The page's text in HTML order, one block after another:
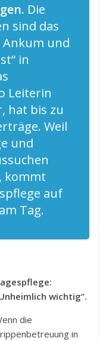
Die
sind das
Ankum und
in
Leiterin
hat bis zu
Weil
und
kommt
auf
Tag.
wichtig“.
die
in